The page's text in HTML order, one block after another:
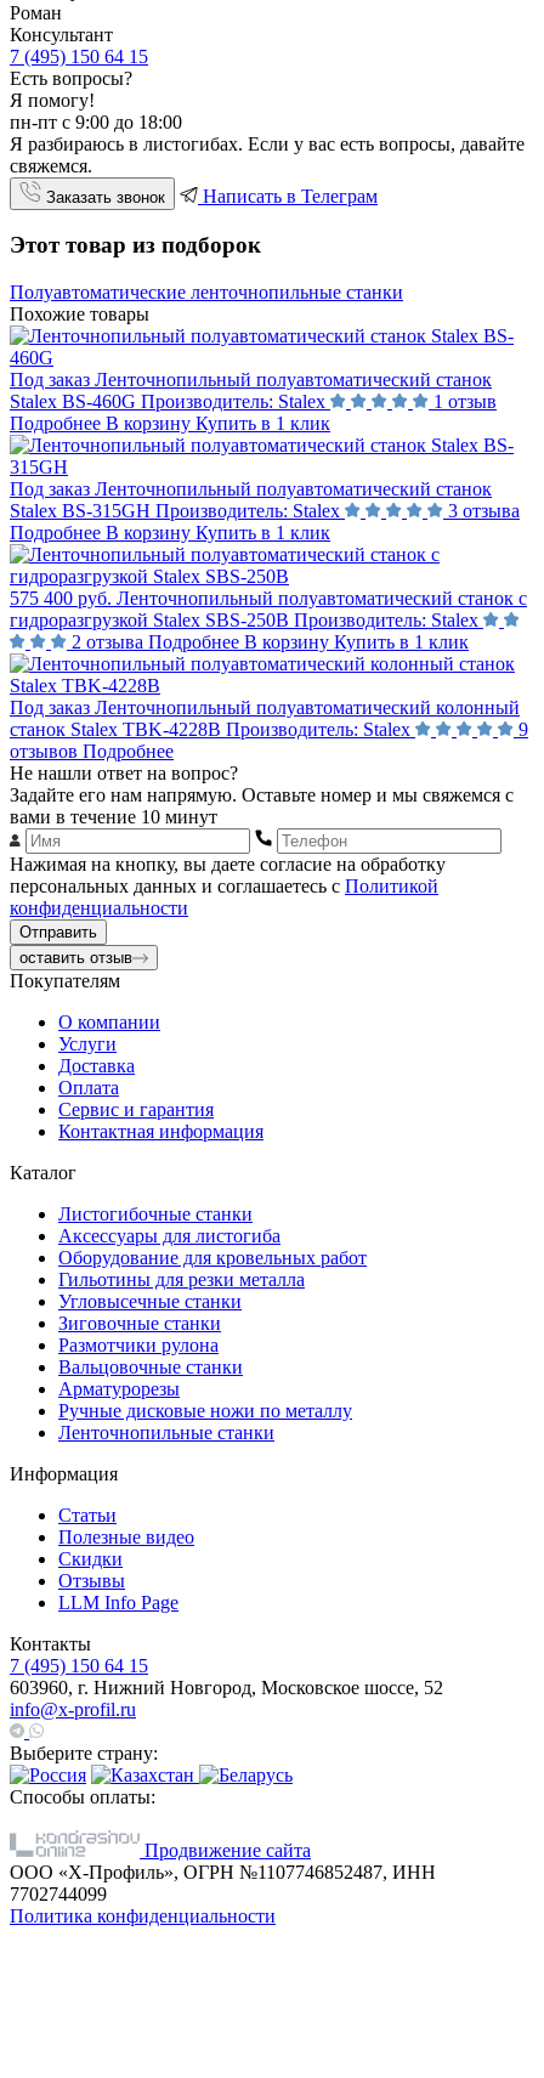
Роман
Консультант
7 (495) 150 64 15
Есть вопросы?
Я помогу!
пн-пт с 9:00 до 18:00
Я разбираюсь в листогибах. Если у вас есть вопросы, давайте
свяжемся.
Заказать звонок Написать в Телеграм
Этот товар из подборок
Полуавтоматические ленточнопильные станки
Похожие товары
Под заказ Ленточнопильный полуавтоматический станок
Stalex BS-460G Производитель: Stalex
1 отзыв
Подробнее В корзину Купить в 1 клик
Под заказ Ленточнопильный полуавтоматический станок
Stalex BS-315GH Производитель: Stalex
3 отзыва
Подробнее В корзину Купить в 1 клик
575 400 руб. Ленточнопильный полуавтоматический станок с
гидроразгрузкой Stalex SBS-250B Производитель: Stalex
2 отзыва Подробнее В корзину Купить в 1 клик
Под заказ Ленточнопильный полуавтоматический колонный
станок Stalex TBK-4228B Производитель: Stalex
9
отзывов Подробнее
Не нашли ответ на вопрос?
Задайте его нам напрямую. Оставьте номер и мы свяжемся с
вами в течение 10 минут
Нажимая на кнопку, вы даете согласие на обработку
персональных данных и соглашаетесь с Политикой
конфиденциальности
Отправить
оставить отзыв
Покупателям
О компании
Услуги
Доставка
Оплата
Сервис и гарантия
Контактная информация
Каталог
Листогибочные станки
Аксессуары для листогиба
Оборудование для кровельных работ
Гильотины для резки металла
Угловысечные станки
Зиговочные станки
Размотчики рулона
Вальцовочные станки
Арматурорезы
Ручные дисковые ножи по металлу
Ленточнопильные станки
Информация
Статьи
Полезные видео
Скидки
Отзывы
LLM Info Page
Контакты
7 (495) 150 64 15
603960, г. Нижний Новгород, Московское шоссе, 52
info@x-profil.ru
Выберите страну:
Способы оплаты:
Продвижение сайта
ООО «Х-Профиль», ОГРН №1107746852487, ИНН
7702744099
Политика конфиденциальности